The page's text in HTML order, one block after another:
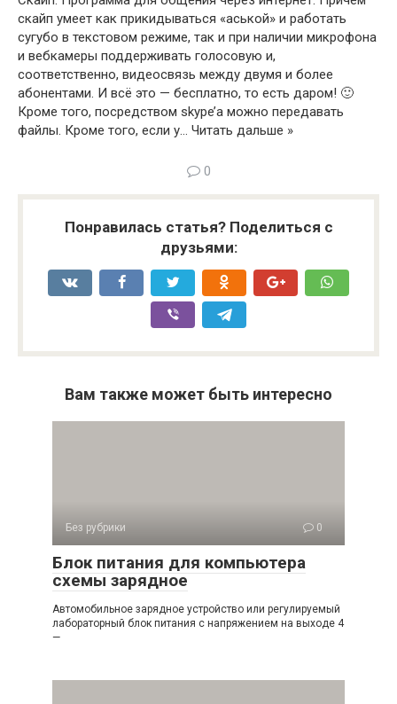
скайп умеет как прикидываться «аськой» и работать
сугубо в текстовом режиме, так и при наличии микрофона
и вебкамеры поддерживать голосовую и,
соответственно, видеосвязь между двумя и более
абонентами. И всё это — бесплатно, то есть даром! 🙂
Кроме того, посредством skype’а можно передавать
файлы. Кроме того, если у… Читать дальше »
0
Понравилась статья? Поделиться с
друзьями:
Вам также может быть интересно
Без рубрики 0
Блок питания для компьютера
схемы зарядное
Автомобильное зарядное устройство или регулируемый
лабораторный блок питания с напряжением на выходе 4
—